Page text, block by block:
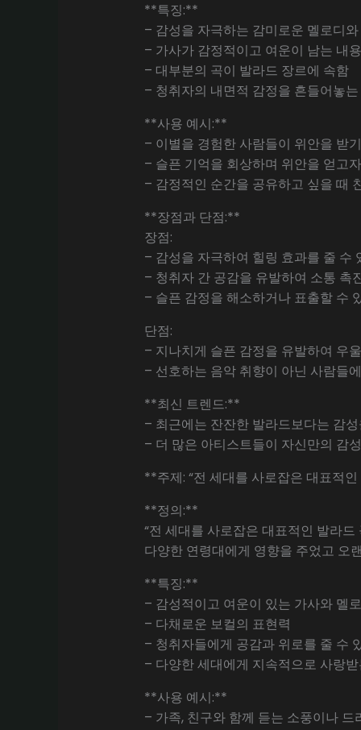
**특징:**
– 감성을 자극하는 감미로운 멜로디
– 가사가 감정적이고 여운이 남는 내용
– 대부분의 곡이 발라드 장르에 속함
– 청취자의 내면적 감정을 흔들어놓
**사용 예시:**
– 이별을 경험한 사람들이 위안을 받
– 슬픈 기억을 회상하며 위안을 얻고
– 감정적인 순간을 공유하고 싶을 때
**장점과 단점:**
장점:
– 감성을 자극하여 힐링 효과를 줄 수
– 청취자 간 공감을 유발하여 소통 촉
– 슬픈 감정을 해소하거나 표출할 수
단점:
– 지나치게 슬픈 감정을 유발하여 우
– 선호하는 음악 취향이 아닌 사람들
**최신 트렌드:**
– 최근에는 잔잔한 발라드보다는 감
– 더 많은 아티스트들이 자신만의 감
**주제: “전 세대를 사로잡은 대표적
**정의:**
“전 세대를 사로잡은 대표적인 발라
다양한 연령대에게 영향을 주었고 오
**특징:**
– 감성적이고 여운이 있는 가사와 멜
– 다채로운 보컬의 표현력
– 청취자들에게 공감과 위로를 줄 수
– 다양한 세대에게 지속적으로 사랑
**사용 예시:**
– 가족, 친구와 함께 듣는 소풍이나 드